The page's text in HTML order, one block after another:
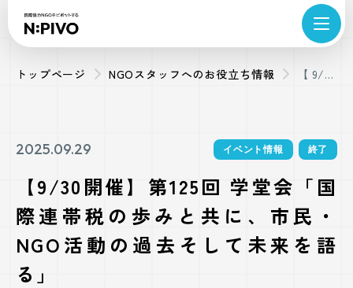
トップページ NGOスタッフへのお役立ち情報
【9/30
回 学堂
際連帯
税の歩
みと共
に、市
2025.09.29 イベント情報 終了
【9/30開催】第125回 学堂会「国
際連帯税の歩みと共に、市民・
NGO活動の過去そして未来を語
る」